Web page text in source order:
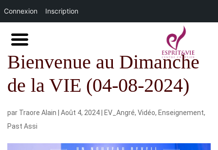
Bienvenue au Dimanche
de la VIE (04-08-2024)
par Traore Alain Août 4, 2024 EV_Angré, Vidéo, Enseignement,
Past Assi
Connexion Inscription